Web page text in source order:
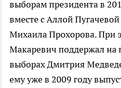
выборам президента в
вместе с Аллой
Михаила Прохорова. При
Макаревич поддержал на
выборах Дмитрия
ему уже в 2009 году